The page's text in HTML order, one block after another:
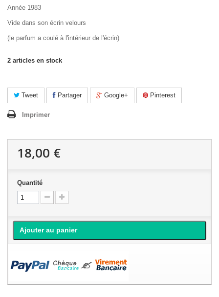
Année 1983
Vide dans son écrin velours
(le parfum a coulé à l'intérieur de l'écrin)
2 articles en stock
Tweet Partager Google+ Pinterest
Imprimer
18,00 €
Quantité
Ajouter au panier